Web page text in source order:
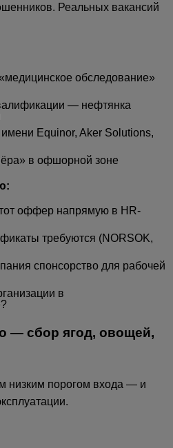
Реальных вакансий
обследование»
— нефтянка
Equinor, Aker Solutions,
в офшорной зоне
оффер напрямую в HR-
требуются (NORSOK,
спонсорство для рабочей
в
— сбор ягод, овощей,
низким порогом входа — и